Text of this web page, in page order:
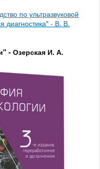
по ультразвуковой
диагностика" - В. В.
- Озерская И. А.